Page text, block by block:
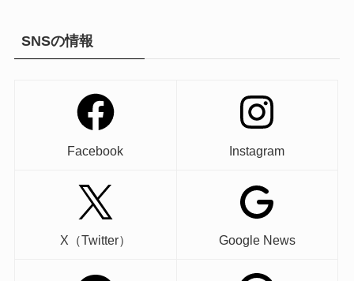
SNSの情報
Facebook Instagram
X（Twitter） Google News